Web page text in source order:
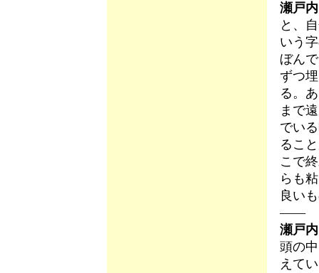
瀬戸内
と、
いう
ぼん
ずつ
る。
まで
でい
るこ
こで
らも
良い
―― こ
瀬戸内
頭の
えて